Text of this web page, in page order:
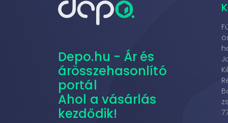
Depo.hu - Ár és
árösszehasonlító
portál
Ahol a vásárlás
kezdődik!